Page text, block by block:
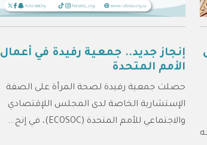
إنجاز جديد.. جمعية رفيدة في أعمال
الأمم المتحدة
حصلت جمعية رفيدة لصحة المرأة على الصفة
الإستشارية الخاصة لدى المجلس اللإقتصادي
والاجتماعي للأمم المتحدة (ECOSOC)، في إنج...